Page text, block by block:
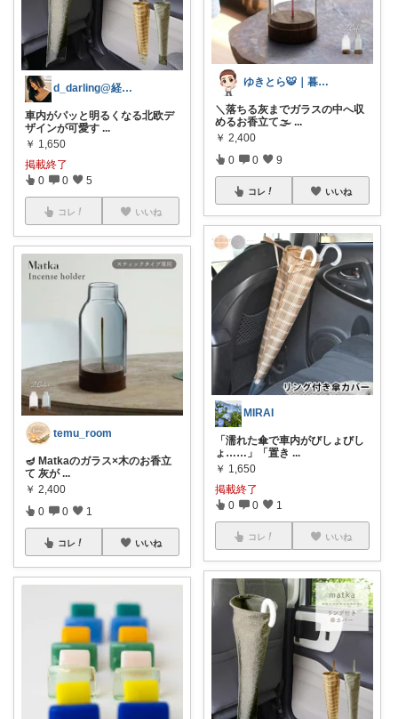
d_darling@経由購入ありがと✨
車内がパッと明るくなる北欧デ
ザインが可愛す ...
￥ 1,650
掲載終了
0 0 5
コレ いいね
temu_room
🪔 Matkaのガラス×木のお香立
て 灰が ...
￥ 2,400
0 0 1
コレ いいね
ゆきとら🐯｜暮らしをラクにしたいパパ
＼落ちる灰までガラスの中へ収
めるお香立て🌫 ...
￥ 2,400
0 0 9
コレ いいね
MIRAI
「濡れた傘で車内がびしょびし
ょ……」「置き ...
￥ 1,650
掲載終了
0 0 1
コレ いいね